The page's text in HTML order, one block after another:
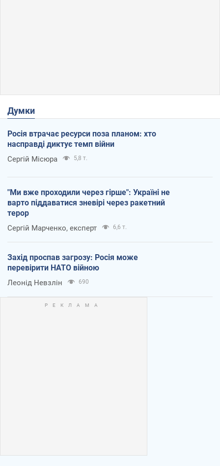
Думки
Росія втрачає ресурси поза планом: хто
насправді диктує темп війни
Сергій Місюра 5,8 т.
"Ми вже проходили через гірше": Україні не
варто піддаватися зневірі через ракетний
терор
Сергій Марченко, експерт 6,6 т.
Захід проспав загрозу: Росія може
перевірити НАТО війною
Леонід Невзлін 690